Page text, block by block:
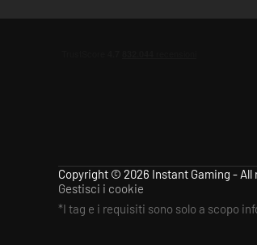
Copyright © 2026 Instant Gaming - All
Gestisci i cookie
*I tag e i requisiti sono solo a scopo